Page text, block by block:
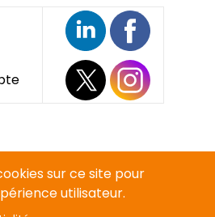
sur ce site pour
utilisateur.
annonceur